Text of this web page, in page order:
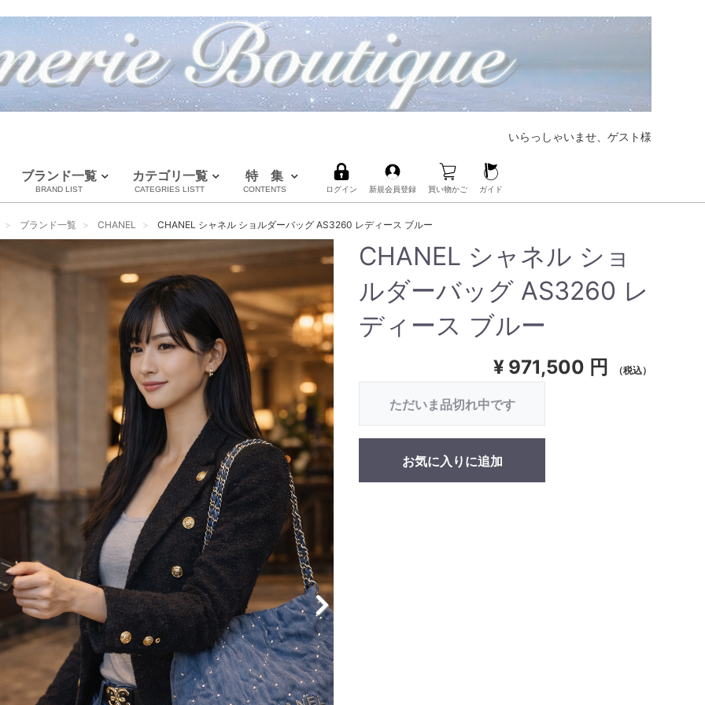
いらっしゃいませ、ゲスト様
ブランド一覧
BRAND LIST
ルイヴィトン
シャネル
エルメス
全てのブランドを見る
カテゴリ一覧
CATEGRIES LISTT
特 集
CONTENTS
【人気レザーアイテムも豊富にご用意‼︎】
【毎日の必需品もココなら揃う‼︎】
【ベビー・キッズアイテムもお任せ‼︎】
【人気ブランドのアイウェアも展開中‼︎】
【ブランドコスメ取扱いスタート‼︎】
【ブランド界の帝王、LOUIS VUITTONも展開中‼︎】【大人気のPOP Hアクセサリーが手に入るのはココだけ‼︎】
【大好評CHANELの人気バッグも展開中‼︎】
ログイン 新規会員登録 買い物かご ガイド
ブランド一覧 CHANEL CHANEL シャネル ショルダーバッグ AS3260 レディース ブルー
CHANEL シャネル ショ
ルダーバッグ AS3260 レ
ディース ブルー
¥ 971,500 円 （税込）
ただいま品切れ中です
お気に入りに追加